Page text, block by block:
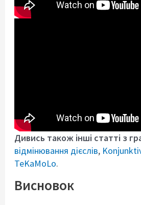
Дивись також інші статті з
відмінювання дієслів,
TeKaMoLo.
Висновок